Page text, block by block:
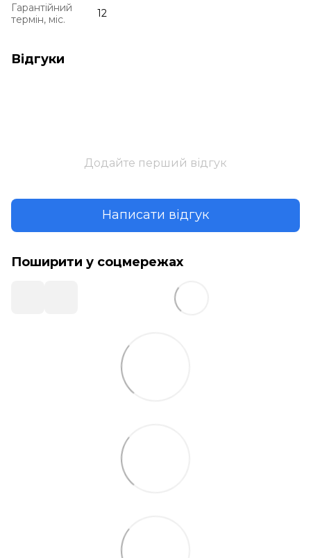
Гарантійний
термін, міс.
12
Відгуки
Додайте перший відгук
Написати відгук
Поширити у соцмережах